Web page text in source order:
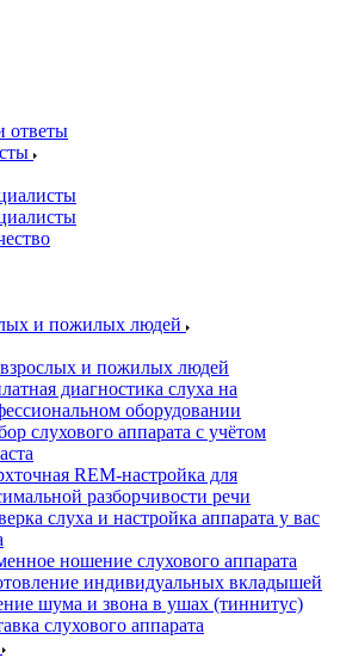
ответы
и пожилых людей
и пожилых людей
диагностика слуха на
оборудовании
слухового аппарата с учётом
REM-настройка для
разборчивости речи
слуха и настройка аппарата у вас
ношение слухового аппарата
индивидуальных вкладышей
шума и звона в ушах (тиннитус)
слухового аппарата